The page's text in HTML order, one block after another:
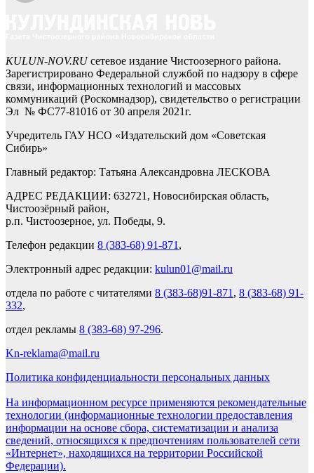
KULUN-NOV.RUсетевое издание Чистоозерного района.
Зарегистрировано Федеральной службой по надзору в сфере
связи, информационных технологий и массовых
коммуникаций (Роскомнадзор), свидетельство о регистрации
Эл № ФС77-81016 от 30 апреля 2021г.
Учредитель ГАУ НСО «Издательский дом «Советская
Сибирь»
Главный редактор: Татьяна Александровна ЛЕСКОВА
АДРЕС РЕДАКЦИИ: 632721, Новосибирская область,
Чистоозёрный район,
р.п. Чистоозерное, ул. Победы, 9.
Телефон редакции 8 (383-68) 91-871 ,
Электронный адрес редакции: kulun01@mail.ru
отдела по работе с читателями 8 (383-68)91-871 , 8 (383-68) 91-
332,
отдел рекламы 8 (383-68) 97-296.
Kn-reklama@mail.ru
Политика конфиденциальности персональных данных
На информационном ресурсе применяются рекомендательные
технологии (информационные технологии предоставления
информации на основе сбора, систематизации и анализа
сведений, относящихся к предпочтениям пользователей сети
«Интернет», находящихся на территории Российской
Федерации).